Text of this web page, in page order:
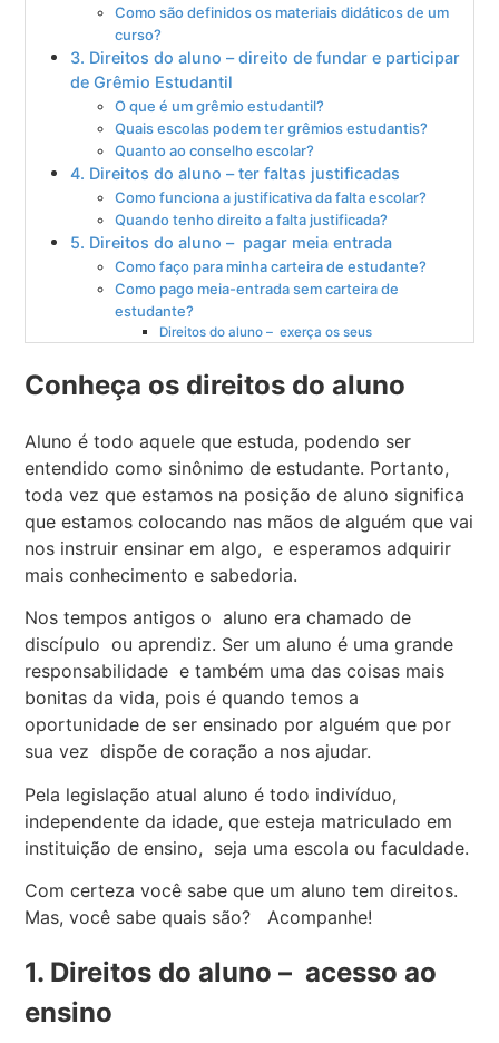
Como são definidos os materiais didáticos de um
curso?
3. Direitos do aluno – direito de fundar e participar
de Grêmio Estudantil
O que é um grêmio estudantil?
Quais escolas podem ter grêmios estudantis?
Quanto ao conselho escolar?
4. Direitos do aluno – ter faltas justificadas
Como funciona a justificativa da falta escolar?
Quando tenho direito a falta justificada?
5. Direitos do aluno – pagar meia entrada
Como faço para minha carteira de estudante?
Como pago meia-entrada sem carteira de
estudante?
Direitos do aluno – exerça os seus
Conheça os direitos do aluno
Aluno é todo aquele que estuda, podendo ser
entendido como sinônimo de estudante. Portanto,
toda vez que estamos na posição de aluno significa
que estamos colocando nas mãos de alguém que vai
nos instruir ensinar em algo, e esperamos adquirir
mais conhecimento e sabedoria.
Nos tempos antigos o aluno era chamado de
discípulo ou aprendiz. Ser um aluno é uma grande
responsabilidade e também uma das coisas mais
bonitas da vida, pois é quando temos a
oportunidade de ser ensinado por alguém que por
sua vez dispõe de coração a nos ajudar.
Pela legislação atual aluno é todo indivíduo,
independente da idade, que esteja matriculado em
instituição de ensino, seja uma escola ou faculdade.
Com certeza você sabe que um aluno tem direitos.
Mas, você sabe quais são? Acompanhe!
1. Direitos do aluno – acesso ao
ensino